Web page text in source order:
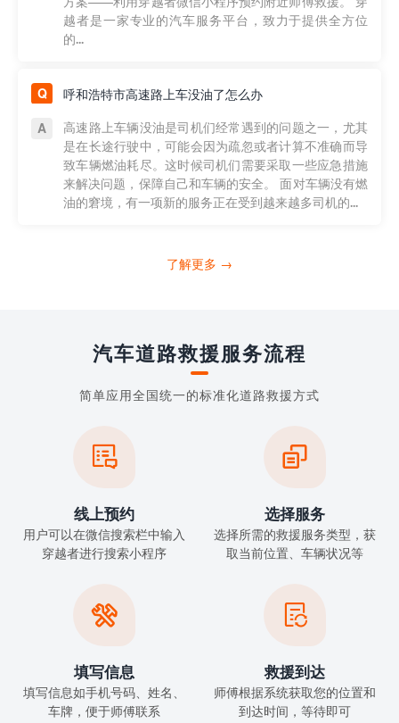
越者是一家专业的汽车服务平台，致力于提供全方位
的...
呼和浩特市高速路上车没油了怎么办
高速路上车辆没油是司机们经常遇到的问题之一，尤其
是在长途行驶中，可能会因为疏忽或者计算不准确而导
致车辆燃油耗尽。这时候司机们需要采取一些应急措施
来解决问题，保障自己和车辆的安全。 面对车辆没有燃
油的窘境，有一项新的服务正在受到越来越多司机的...
了解更多 →
汽车道路救援服务流程
简单应用全国统一的标准化道路救援方式

线上预约
用户可以在微信搜索栏中输入
穿越者进行搜索小程序

选择服务
选择所需的救援服务类型，获
取当前位置、车辆状况等

填写信息
填写信息如手机号码、姓名、
车牌，便于师傅联系

救援到达
师傅根据系统获取您的位置和
到达时间，等待即可